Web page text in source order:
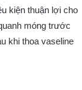
kiện thuận lợi cho
móng trước
khi thoa vaseline